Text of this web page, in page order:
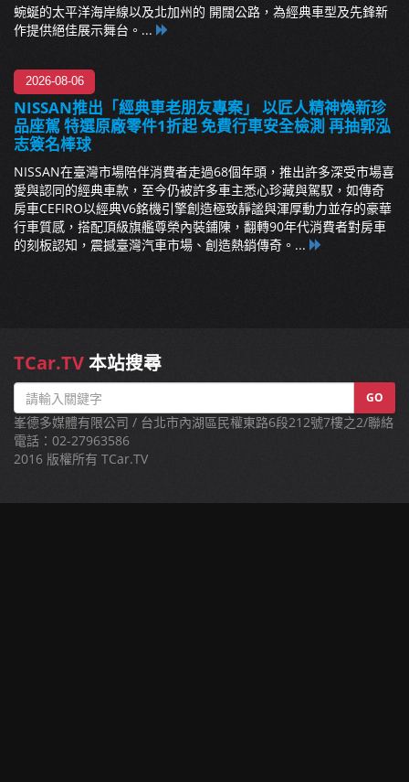
蜿蜒的太平洋海岸線以及北加州的 開闊公路，為經典車型及先鋒新
作提供絕佳展示舞台。...
2026-08-06
NISSAN推出「經典車老朋友專案」 以匠人精神煥新珍
品座駕 特選原廠零件1折起 免費行車安全檢測 再抽郭泓
志簽名棒球
NISSAN在臺灣市場陪伴消費者走過68個年頭，推出許多深受市場喜
愛與認同的經典車款，至今仍被許多車主悉心珍藏與駕馭，如傳奇
房車CEFIRO以經典V6銘機引擎創造極致靜謐與渾厚動力並存的豪華
行車質感，搭配頂級旗艦尊榮內裝鋪陳，翻轉90年代消費者對房車
的刻板認知，震撼臺灣汽車市場、創造熱銷傳奇。...
TCar.TV本站搜尋
GO
峯德多媒體有限公司 / 台北市內湖區民權東路6段212號7樓之2/聯絡
電話：02-27963586
2016 版權所有 TCar.TV